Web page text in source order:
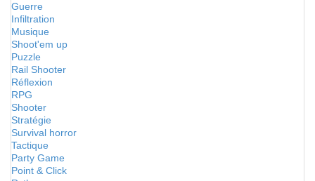
Guerre
Infiltration
Musique
Shoot'em up
Puzzle
Rail Shooter
Réflexion
RPG
Shooter
Stratégie
Survival horror
Tactique
Party Game
Point & Click